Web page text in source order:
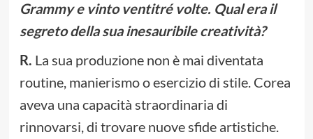
Grammy e vinto ventitré volte. Qual era il
segreto della sua inesauribile creatività?
R. La sua produzione non è mai diventata
routine, manierismo o esercizio di stile. Corea
aveva una capacità straordinaria di
rinnovarsi, di trovare nuove sfide artistiche.